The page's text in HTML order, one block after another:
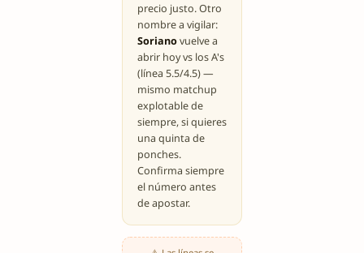
precio justo. Otro
nombre a vigilar:
Sorianovuelve a
abrir hoy vs los A's
(línea 5.5/4.5) —
mismo matchup
explotable de
siempre, si quieres
una quinta de
ponches.
Confirma siempre
el número antes
de apostar.